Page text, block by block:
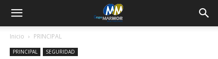
Inicio PRINCIPAL
PRINCIPAL SEGURIDAD